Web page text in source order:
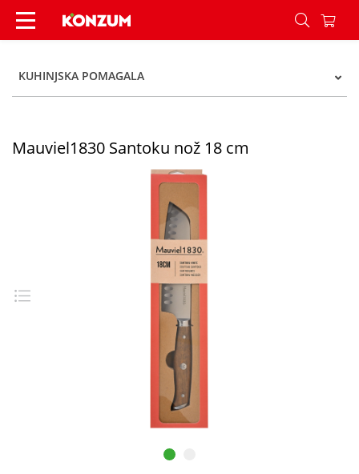
Mauviel1830 Santoku nož 18 cm - Konzum
KUHINJSKA POMAGALA
Mauviel1830 Santoku nož 18 cm